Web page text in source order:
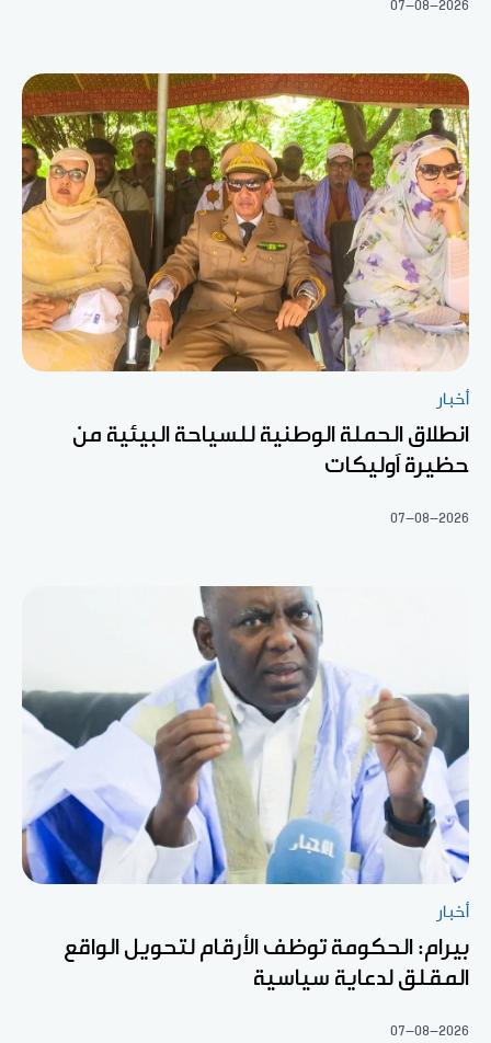
07-08-2026
أخبار
انطلاق الحملة الوطنية للسياحة البيئية من
حظيرة آوليكات
07-08-2026
أخبار
بيرام: الحكومة توظف الأرقام لتحويل الواقع
المقلق لدعاية سياسية
07-08-2026